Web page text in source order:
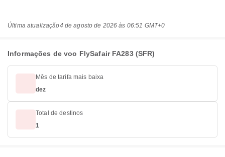
Última atualização4 de agosto de 2026 às 06:51 GMT+0
Informações de voo FlySafair FA283 (SFR)
Mês de tarifa mais baixa
dez
Total de destinos
1